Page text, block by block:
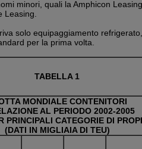
minori, quali la Amphicon
Leasing.
solo equipaggiamento
per la prima volta.
TABELLA 1
MONDIALE CONTENITORI
AL PERIODO 2002-2005
PRINCIPALI CATEGORIE DI
(DATI IN MIGLIAIA DI TEU)